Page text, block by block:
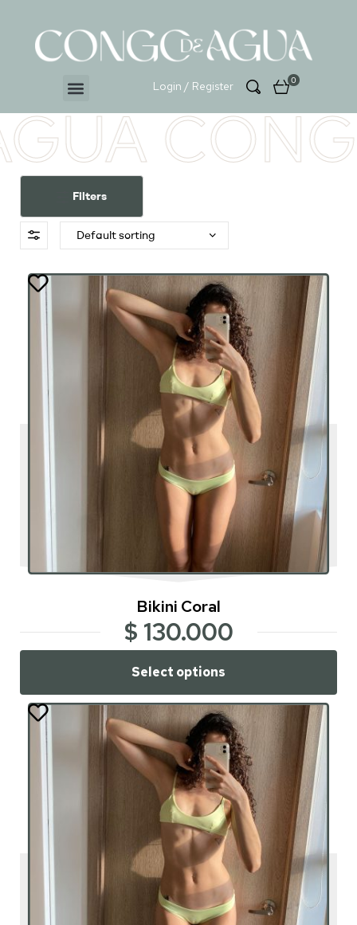
Login / Register 0
Filters
Bikini Coral
$ 130.000
Select options